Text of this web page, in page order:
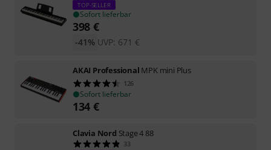
TOP-SELLER
Sofort lieferbar
398 €
UVP: 671 €
-41%
AKAI Professional MPK mini Plus
126
Sofort lieferbar
134 €
Clavia Nord Stage 4 88
33